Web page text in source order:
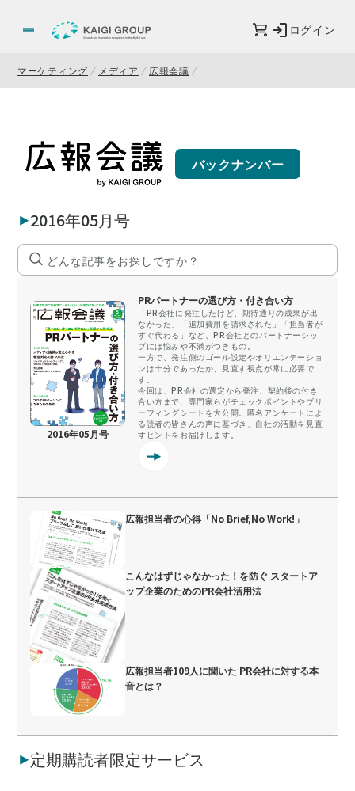
ログイン
マーケティング メディア 広報会議
バックナンバー
2016年05月号
2016年05月号
PRパートナーの選び方・付き合い方
「PR会社に発注したけど、期待通りの成果が出
なかった」「追加費用を請求された」「担当者が
すぐ代わる」など、PR会社とのパートナーシッ
プには悩みや不満がつきもの。
一方で、発注側のゴール設定やオリエンテーショ
ンは十分であったか、見直す視点が常に必要で
す。
今回は、PR会社の選定から発注、契約後の付き
合い方まで、専門家らがチェックポイントやブリ
ーフィングシートを大公開。匿名アンケートによ
る読者の皆さんの声に基づき、自社の活動を見直
すヒントをお届けします。
広報担当者の心得「No Brief,No Work!」
こんなはずじゃなかった！を防ぐ スタートア
ップ企業のためのPR会社活用法
広報担当者109人に聞いた PR会社に対する本
音とは？
定期購読者限定サービス